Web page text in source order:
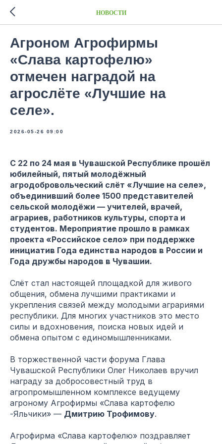
НОВОСТИ
Агроном Агрофирмы
«Слава картофелю»
отмечен наградой на
агрослёте «Лучшие на
селе».
2026-05-26 09:00
С 22 по 24 мая в Чувашской Республике прошёл
юбилейный, пятый молодёжный
агродобровольческий слёт «Лучшие на селе»,
объединивший более 1500 представителей
сельской молодёжи — учителей, врачей,
аграриев, работников культуры, спорта и
студентов. Мероприятие прошло в рамках
проекта «Российское село» при поддержке
инициатив Года единства народов в России и
Года дружбы народов в Чувашии.
Слёт стал настоящей площадкой для живого
общения, обмена лучшими практиками и
укрепления связей между молодыми аграриями
республики. Для многих участников это место
силы и вдохновения, поиска новых идей и
обмена опытом с единомышленниками.
В торжественной части форума Глава
Чувашской Республики Олег Николаев вручил
награду за добросовестный труд в
агропромышленном комплексе ведущему
агроному Агрофирмы «Слава картофелю
-Яльчики» — Дмитрию Трофимову.
Агрофирма «Слава картофелю» поздравляет